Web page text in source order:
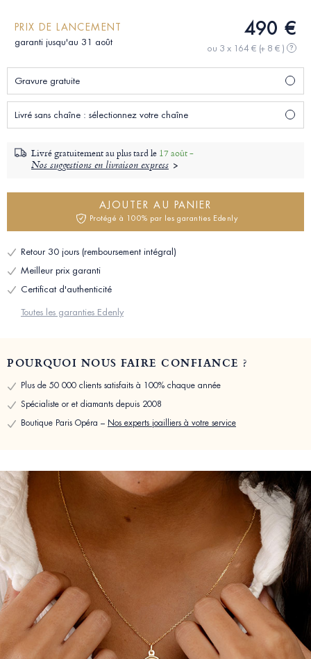
PRIX DE LANCEMENT
garanti jusqu'au 31 août
490 €
ou 3 x 164 € (+ 8 € ) ?
Gravure gratuite
Livré sans chaîne : sélectionnez votre chaîne
Livré gratuitement au plus tard le 17 août -
Nos suggestions en livraison express
AJOUTER AU PANIER
Protégé à 100% par les garanties Edenly
Retour 30 jours (remboursement intégral)
Meilleur prix garanti
Certificat d'authenticité
Toutes les garanties Edenly
POURQUOI NOUS FAIRE CONFIANCE ?
Plus de 50 000 clients satisfaits à 100% chaque année
Spécialiste or et diamants depuis 2008
Boutique Paris Opéra – Nos experts joailliers à votre service